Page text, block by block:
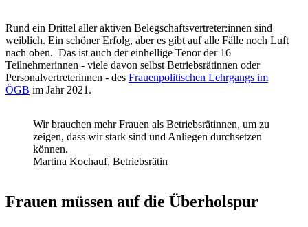
Rund ein Drittel aller aktiven Belegschaftsvertreter:innen sind
weiblich. Ein schöner Erfolg, aber es gibt auf alle Fälle noch Luft
nach oben. Das ist auch der einhellige Tenor der 16
Teilnehmerinnen - viele davon selbst Betriebsrätinnen oder
Personalvertreterinnen - des Frauenpolitischen Lehrgangs im
ÖGB im Jahr 2021.
Wir brauchen mehr Frauen als Betriebsrätinnen, um zu
zeigen, dass wir stark sind und Anliegen durchsetzen
können.
Martina Kochauf, Betriebsrätin
Frauen müssen auf die Überholspur